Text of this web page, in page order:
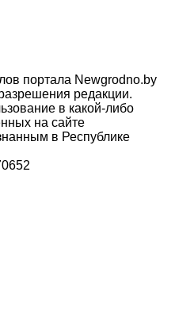
портала Newgrodno.by
редакции.
в какой-либо
на сайте
в Республике